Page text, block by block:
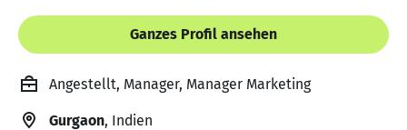
Ganzes Profil ansehen
Angestellt, Manager, Manager Marketing
Gurgaon, Indien